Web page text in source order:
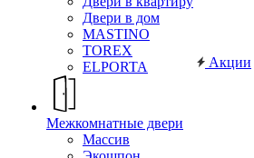
Двери в дом
MASTINO
TOREX
ELPORTA
Межкомнатные двери
Массив
Акции